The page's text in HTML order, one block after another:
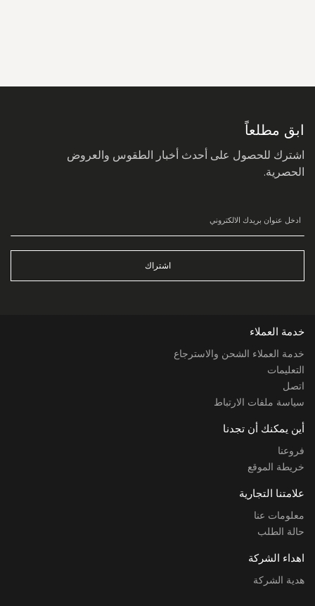
ابق مطلعاً
اشترك للحصول على أحدث أخبار الطقوس والعروض
الحصرية.
اشتراك
خدمة العملاء
خدمة العملاء الشحن والاسترجاع
التعليمات
اتصل
سياسة ملفات الارتباط
أين يمكنك أن تجدنا
فروعنا
خريطة الموقع
علامتنا التجارية
معلومات عنا
حالة الطلب
اهداء الشركة
هدية الشركة